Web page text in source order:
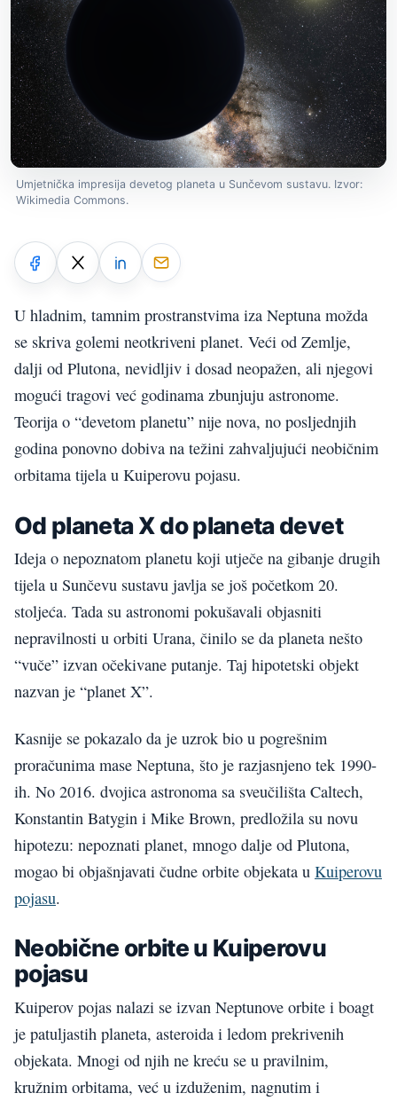
Umjetnička impresija devetog planeta u Sunčevom sustavu. Izvor:
Wikimedia Commons.
U hladnim, tamnim prostranstvima iza Neptuna možda
se skriva golemi neotkriveni planet. Veći od Zemlje,
dalji od Plutona, nevidljiv i dosad neopažen, ali njegovi
mogući tragovi već godinama zbunjuju astronome.
Teorija o “devetom planetu” nije nova, no posljednjih
godina ponovno dobiva na težini zahvaljujući neobičnim
orbitama tijela u Kuiperovu pojasu.
Od planeta X do planeta devet
Ideja o nepoznatom planetu koji utječe na gibanje drugih
tijela u Sunčevu sustavu javlja se još početkom 20.
stoljeća. Tada su astronomi pokušavali objasniti
nepravilnosti u orbiti Urana, činilo se da planeta nešto
“vuče” izvan očekivane putanje. Taj hipotetski objekt
nazvan je “planet X”.
Kasnije se pokazalo da je uzrok bio u pogrešnim
proračunima mase Neptuna, što je razjasnjeno tek 1990-
ih. No 2016. dvojica astronoma sa sveučilišta Caltech,
Konstantin Batygin i Mike Brown, predložila su novu
hipotezu: nepoznati planet, mnogo dalje od Plutona,
mogao bi objašnjavati čudne orbite objekata u Kuiperovu
pojasu.
Neobične orbite u Kuiperovu
pojasu
Kuiperov pojas nalazi se izvan Neptunove orbite i boagt
je patuljastih planeta, asteroida i ledom prekrivenih
objekata. Mnogi od njih ne kreću se u pravilnim,
kružnim orbitama, već u izduženim, nagnutim i